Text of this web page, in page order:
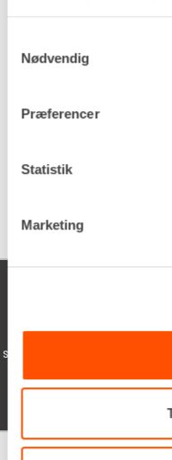
Nødvendig
Præferencer
Statistik
Marketing
Schyssta
man vöntar på